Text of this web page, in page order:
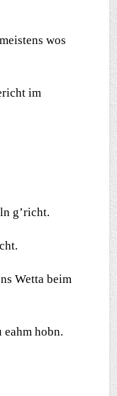
wos
im
g’richt.
Wetta beim
eahm hobn.